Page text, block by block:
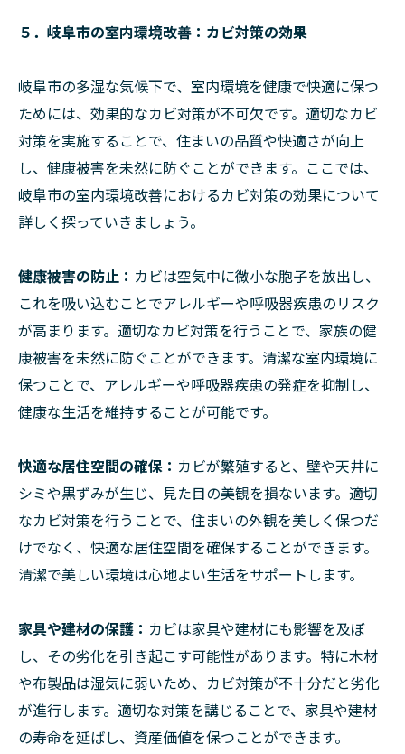
５．岐阜市の室内環境改善：カビ対策の効果
岐阜市の多湿な気候下で、室内環境を健康で快適に保つ
ためには、効果的なカビ対策が不可欠です。適切なカビ
対策を実施することで、住まいの品質や快適さが向上
し、健康被害を未然に防ぐことができます。ここでは、
岐阜市の室内環境改善におけるカビ対策の効果について
詳しく探っていきましょう。
健康被害の防止： カビは空気中に微小な胞子を放出し、
これを吸い込むことでアレルギーや呼吸器疾患のリスク
が高まります。適切なカビ対策を行うことで、家族の健
康被害を未然に防ぐことができます。清潔な室内環境に
保つことで、アレルギーや呼吸器疾患の発症を抑制し、
健康な生活を維持することが可能です。
快適な居住空間の確保： カビが繁殖すると、壁や天井に
シミや黒ずみが生じ、見た目の美観を損ないます。適切
なカビ対策を行うことで、住まいの外観を美しく保つだ
けでなく、快適な居住空間を確保することができます。
清潔で美しい環境は心地よい生活をサポートします。
家具や建材の保護： カビは家具や建材にも影響を及ぼ
し、その劣化を引き起こす可能性があります。特に木材
や布製品は湿気に弱いため、カビ対策が不十分だと劣化
が進行します。適切な対策を講じることで、家具や建材
の寿命を延ばし、資産価値を保つことができます。